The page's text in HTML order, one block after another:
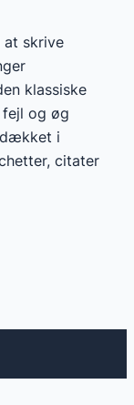
at skrive
klassiske
fejl og øg
i
citater